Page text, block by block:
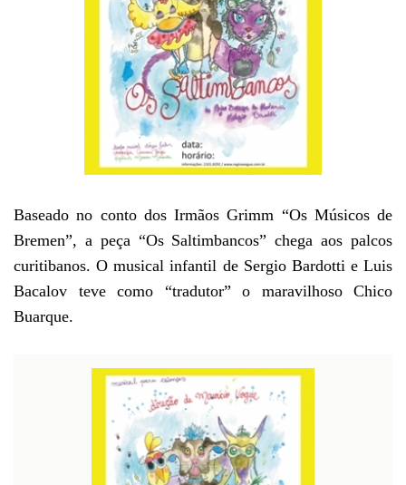
Baseado no conto dos Irmãos Grimm “Os Músicos de
Bremen”, a peça “Os Saltimbancos” chega aos palcos
curitibanos. O musical infantil de Sergio Bardotti e Luis
Bacalov teve como “tradutor” o maravilhoso Chico
Buarque.